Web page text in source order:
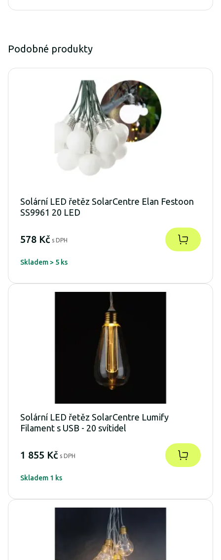
Podobné produkty
Solární LED řetěz SolarCentre Elan Festoon
SS9961 20 LED
578 Kč s DPH
Skladem > 5 ks
Solární LED řetěz SolarCentre Lumify
Filament s USB - 20 svítidel
1 855 Kč s DPH
Skladem 1 ks